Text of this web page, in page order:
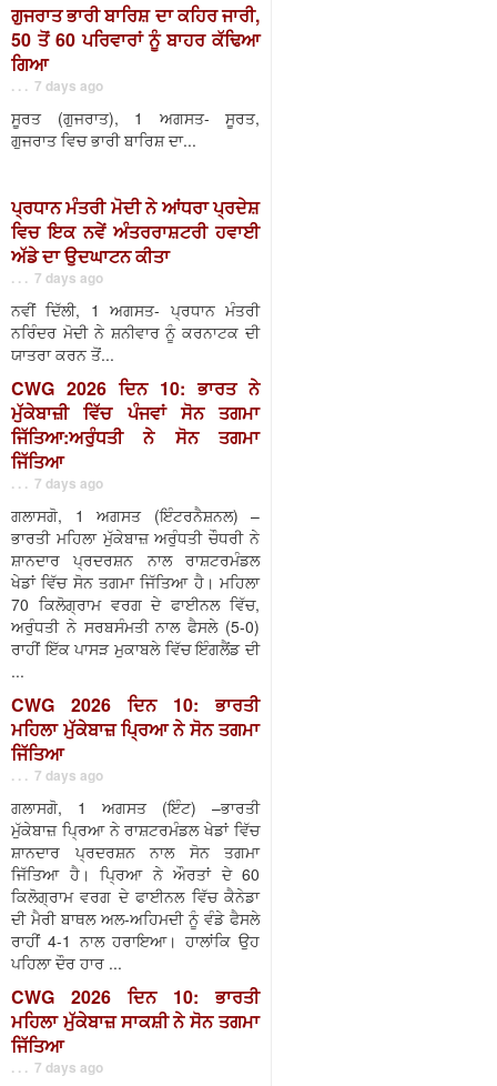
ਗੁਜਰਾਤ ਭਾਰੀ ਬਾਰਿਸ਼ ਦਾ ਕਹਿਰ ਜਾਰੀ,
50 ਤੋਂ 60 ਪਰਿਵਾਰਾਂ ਨੂੰ ਬਾਹਰ ਕੱਢਿਆ
ਗਿਆ
. . . 7 days ago
ਸੂਰਤ (ਗੁਜਰਾਤ), 1 ਅਗਸਤ- ਸੂਰਤ,
ਗੁਜਰਾਤ ਵਿਚ ਭਾਰੀ ਬਾਰਿਸ਼ ਦਾ...
ਪ੍ਰਧਾਨ ਮੰਤਰੀ ਮੋਦੀ ਨੇ ਆਂਧਰਾ ਪ੍ਰਦੇਸ਼
ਵਿਚ ਇਕ ਨਵੇਂ ਅੰਤਰਰਾਸ਼ਟਰੀ ਹਵਾਈ
ਅੱਡੇ ਦਾ ਉਦਘਾਟਨ ਕੀਤਾ
. . . 7 days ago
ਨਵੀਂ ਦਿੱਲੀ, 1 ਅਗਸਤ- ਪ੍ਰਧਾਨ ਮੰਤਰੀ
ਨਰਿੰਦਰ ਮੋਦੀ ਨੇ ਸ਼ਨੀਵਾਰ ਨੂੰ ਕਰਨਾਟਕ ਦੀ
ਯਾਤਰਾ ਕਰਨ ਤੋਂ...
CWG 2026 ਦਿਨ 10: ਭਾਰਤ ਨੇ
ਮੁੱਕੇਬਾਜ਼ੀ ਵਿੱਚ ਪੰਜਵਾਂ ਸੋਨ ਤਗਮਾ
ਜਿੱਤਿਆ:ਅਰੁੰਧਤੀ ਨੇ ਸੋਨ ਤਗਮਾ
ਜਿੱਤਿਆ
. . . 7 days ago
ਗਲਾਸਗੋ, 1 ਅਗਸਤ (ਇੰਟਰਨੈਸ਼ਨਲ) –
ਭਾਰਤੀ ਮਹਿਲਾ ਮੁੱਕੇਬਾਜ਼ ਅਰੁੰਧਤੀ ਚੌਧਰੀ ਨੇ
ਸ਼ਾਨਦਾਰ ਪ੍ਰਦਰਸ਼ਨ ਨਾਲ ਰਾਸ਼ਟਰਮੰਡਲ
ਖੇਡਾਂ ਵਿੱਚ ਸੋਨ ਤਗਮਾ ਜਿੱਤਿਆ ਹੈ। ਮਹਿਲਾ
70 ਕਿਲੋਗ੍ਰਾਮ ਵਰਗ ਦੇ ਫਾਈਨਲ ਵਿੱਚ,
ਅਰੁੰਧਤੀ ਨੇ ਸਰਬਸੰਮਤੀ ਨਾਲ ਫੈਸਲੇ (5-0)
ਰਾਹੀਂ ਇੱਕ ਪਾਸੜ ਮੁਕਾਬਲੇ ਵਿੱਚ ਇੰਗਲੈਂਡ ਦੀ
...
CWG 2026 ਦਿਨ 10: ਭਾਰਤੀ
ਮਹਿਲਾ ਮੁੱਕੇਬਾਜ਼ ਪ੍ਰਿਆ ਨੇ ਸੋਨ ਤਗਮਾ
ਜਿੱਤਿਆ
. . . 7 days ago
ਗਲਾਸਗੋ, 1 ਅਗਸਤ (ਇੰਟ) –ਭਾਰਤੀ
ਮੁੱਕੇਬਾਜ਼ ਪ੍ਰਿਆ ਨੇ ਰਾਸ਼ਟਰਮੰਡਲ ਖੇਡਾਂ ਵਿੱਚ
ਸ਼ਾਨਦਾਰ ਪ੍ਰਦਰਸ਼ਨ ਨਾਲ ਸੋਨ ਤਗਮਾ
ਜਿੱਤਿਆ ਹੈ। ਪ੍ਰਿਆ ਨੇ ਔਰਤਾਂ ਦੇ 60
ਕਿਲੋਗ੍ਰਾਮ ਵਰਗ ਦੇ ਫਾਈਨਲ ਵਿੱਚ ਕੈਨੇਡਾ
ਦੀ ਮੈਰੀ ਬਾਥਲ ਅਲ-ਅਹਿਮਦੀ ਨੂੰ ਵੰਡੇ ਫੈਸਲੇ
ਰਾਹੀਂ 4-1 ਨਾਲ ਹਰਾਇਆ। ਹਾਲਾਂਕਿ ਉਹ
ਪਹਿਲਾ ਦੌਰ ਹਾਰ ...
CWG 2026 ਦਿਨ 10: ਭਾਰਤੀ
ਮਹਿਲਾ ਮੁੱਕੇਬਾਜ਼ ਸਾਕਸ਼ੀ ਨੇ ਸੋਨ ਤਗਮਾ
ਜਿੱਤਿਆ
. . . 7 days ago